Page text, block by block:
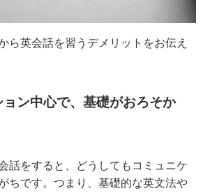
ら英会話を習うデメリットをお伝え
ョン中心で、基礎がおろそか
話をすると、どうしてもコミュニケ
ちです。つまり、基礎的な英文法や